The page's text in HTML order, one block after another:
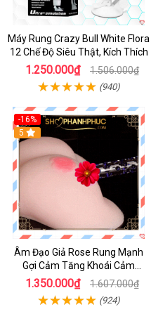
Máy Rung Crazy Bull White Flora
12 Chế Độ Siêu Thật, Kích Thích
1.250.000₫ 1.506.000₫
(940)
-16%
5
Âm Đạo Giả Rose Rung Mạnh
Gợi Cảm Tăng Khoái Cảm
SHP1234
1.350.000₫ 1.607.000₫
(924)